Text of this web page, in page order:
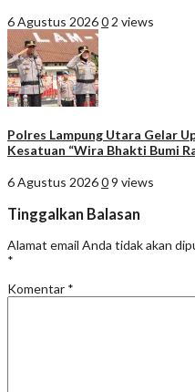
6 Agustus 20260 2 views
Polres Lampung Utara Gelar
Kesatuan “Wira Bhakti Bumi
6 Agustus 202609 views
Tinggalkan Balasan
Alamat email Anda tidak akan
*
Komentar *